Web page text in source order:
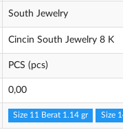
South Jewelry
Cincin South Jewelry 8 K
PCS (pcs)
0,00
Size 11 Berat 1.14 gr Size